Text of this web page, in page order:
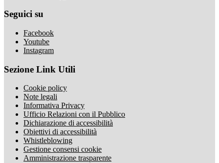
Seguici su
Facebook
Youtube
Instagram
Sezione Link Utili
Cookie policy
Note legali
Informativa Privacy
Ufficio Relazioni con il Pubblico
Dichiarazione di accessibilità
Obiettivi di accessibilità
Whistleblowing
Gestione consensi cookie
Amministrazione trasparente